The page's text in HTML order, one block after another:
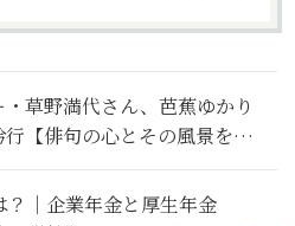
草野満代さん、芭蕉ゆかり
【俳句の心とその風景を巡
】後編
｜企業年金と厚生年金